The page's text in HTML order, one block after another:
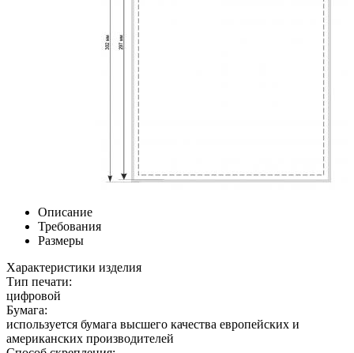
Описание
Требования
Размеры
Характеристики изделия
Тип печати:
цифровой
Бумага:
используется бумага высшего качества европейских и
американских производителей